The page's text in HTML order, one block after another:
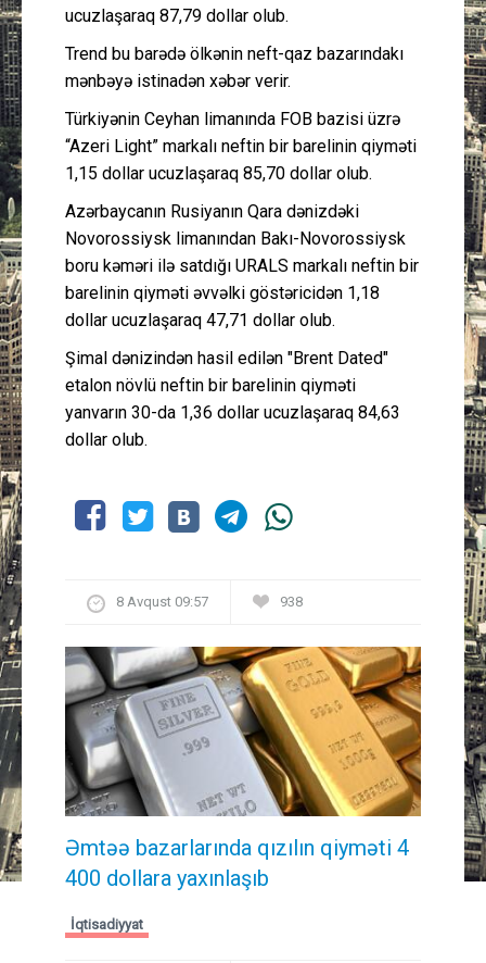
Peşə etikası
Əlaqə
ucuzlaşaraq 87,79 dollar olub.
Trend bu barədə ölkənin neft-qaz bazarındakı
mənbəyə istinadən xəbər verir.
Türkiyənin Ceyhan limanında FOB bazisi üzrə
“Azeri Light” markalı neftin bir barelinin qiyməti
1,15 dollar ucuzlaşaraq 85,70 dollar olub.
Azərbaycanın Rusiyanın Qara dənizdəki
Novorossiysk limanından Bakı-Novorossiysk
boru kəməri ilə satdığı URALS markalı neftin bir
barelinin qiyməti əvvəlki göstəricidən 1,18
dollar ucuzlaşaraq 47,71 dollar olub.
Şimal dənizindən hasil edilən "Brent Dated"
etalon növlü neftin bir barelinin qiyməti
yanvarın 30-da 1,36 dollar ucuzlaşaraq 84,63
dollar olub.
8 Avqust 09:57 938
Əmtəə bazarlarında qızılın qiyməti 4
400 dollara yaxınlaşıb
İqtisadiyyat